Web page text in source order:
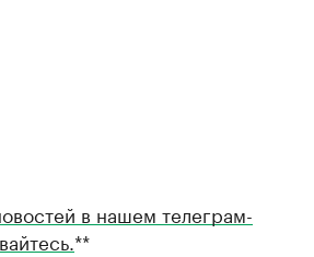
в нашем телеграм-
**